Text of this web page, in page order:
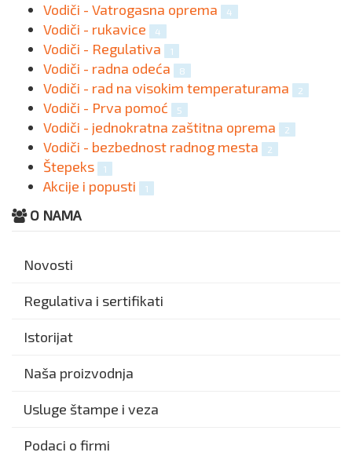
Vodiči - Vatrogasna oprema 4
Vodiči - rukavice 4
Vodiči - Regulativa 1
Vodiči - radna odeća 8
Vodiči - rad na visokim temperaturama 2
Vodiči - Prva pomoć 5
Vodiči - jednokratna zaštitna oprema 2
Vodiči - bezbednost radnog mesta 2
Štepeks 1
Akcije i popusti 1
O NAMA
Novosti
Regulativa i sertifikati
Istorijat
Naša proizvodnja
Usluge štampe i veza
Podaci o firmi